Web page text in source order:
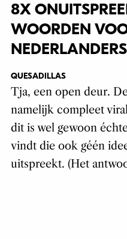
8X
WOORDEN
NEDERLANDERS
QUESADILLAS
Tja, een open deur.
namelijk compleet
dit is wel gewoon
vindt die ook géén
uitspreekt. (Het